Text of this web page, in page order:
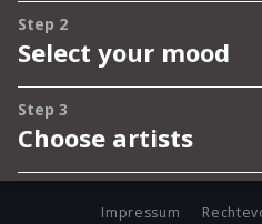
Impressum